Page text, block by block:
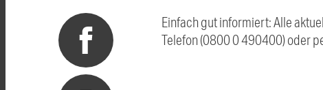
Einfach gut informiert: Alle
Telefon (0800 0 490400) oder